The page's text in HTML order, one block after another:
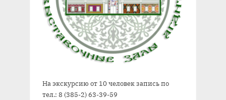
На экскурсию от 10 человек запись по
тел.: 8 (385-2) 63-39-59